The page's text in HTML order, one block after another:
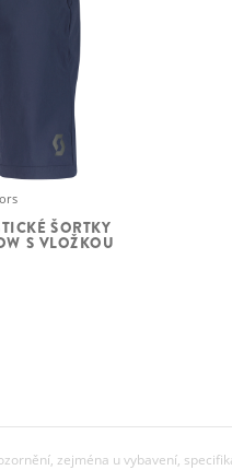
ŠORTKY
S VLOŽKOU
zejména u vybavení,